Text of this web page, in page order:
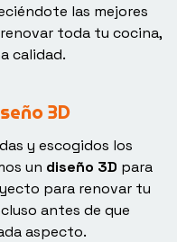
las mejores
toda tu cocina,
calidad.
3D
y escogidos los
un diseño 3D para
para renovar tu
antes de que
aspecto.